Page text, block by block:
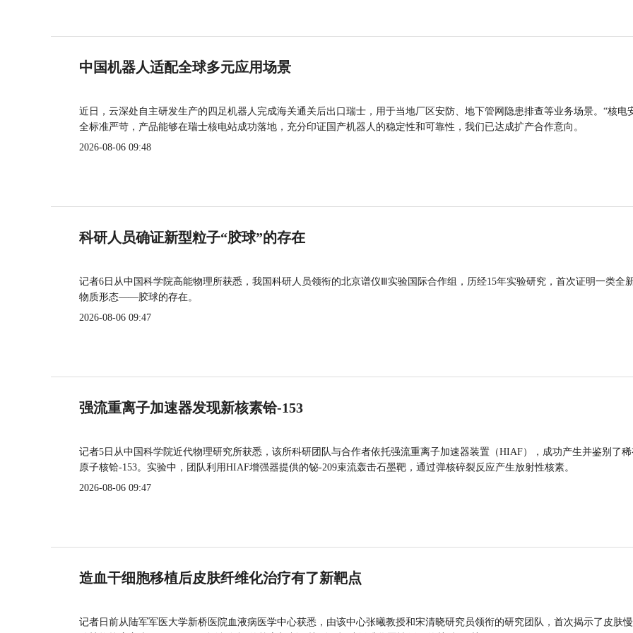
中国机器人适配全球多元应用场景
近日，云深处自主研发生产的四足机器人完成海关通关后出口瑞士，用于当地厂区安防、地下管网隐患排查等业务场景。“核电
全标准严苛，产品能够在瑞士核电站成功落地，充分印证国产机器人的稳定性和可靠性，我们已达成扩产合作意向。
2026-08-06 09:48
科研人员确证新型粒子“胶球”的存在
记者6日从中国科学院高能物理所获悉，我国科研人员领衔的北京谱仪Ⅲ实验国际合作组，历经15年实验研究，首次证明一类全
物质形态——胶球的存在。
2026-08-06 09:47
强流重离子加速器发现新核素铪-153
记者5日从中国科学院近代物理研究所获悉，该所科研团队与合作者依托强流重离子加速器装置（HIAF），成功产生并鉴别了
原子核铪-153。实验中，团队利用HIAF增强器提供的铋-209束流轰击石墨靶，通过弹核碎裂反应产生放射性核素。
2026-08-06 09:47
造血干细胞移植后皮肤纤维化治疗有了新靶点
记者日前从陆军军医大学新桥医院血液病医学中心获悉，由该中心张曦教授和宋清晓研究员领衔的研究团队，首次揭示了皮肤